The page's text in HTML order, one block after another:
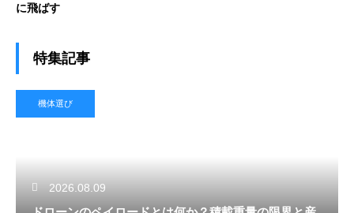
に飛ばす
特集記事
機体選び
2026.08.09